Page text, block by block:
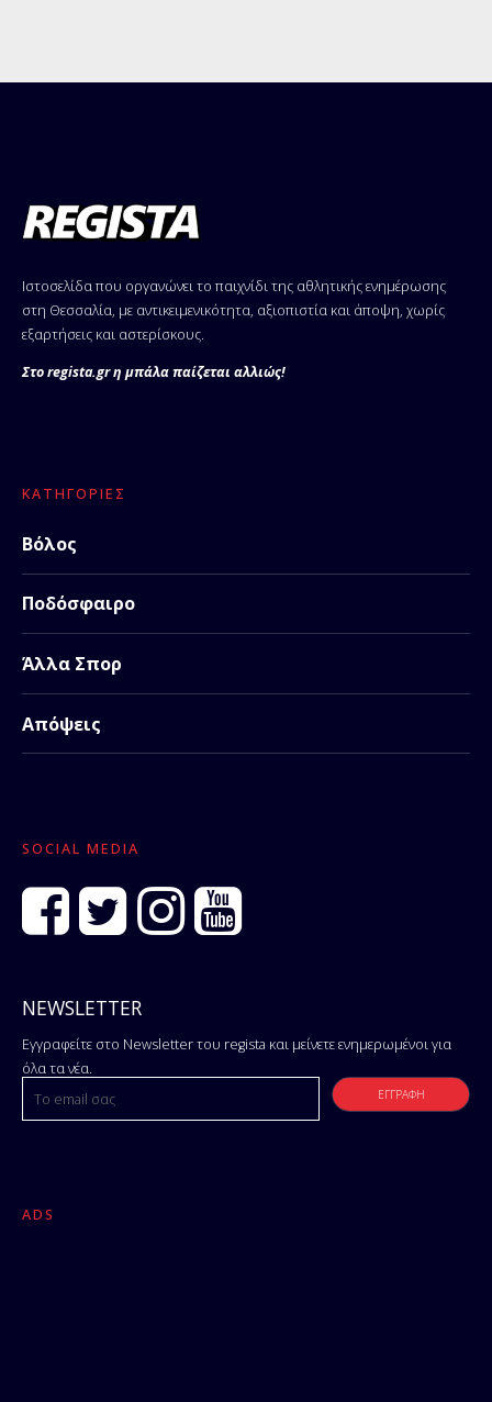
Ιστοσελίδα που οργανώνει το παιχνίδι της αθλητικής ενημέρωσης
στη Θεσσαλία, με αντικειμενικότητα, αξιοπιστία και άποψη, χωρίς
εξαρτήσεις και αστερίσκους.
Στο regista.gr η μπάλα παίζεται αλλιώς!
ΚΑΤΗΓΟΡΊΕΣ
Βόλος
Ποδόσφαιρο
Άλλα Σπορ
Απόψεις
SOCIAL MEDIA
NEWSLETTER
Εγγραφείτε στο Newsletter του regista και μείνετε ενημερωμένοι για
όλα τα νέα.
ADS